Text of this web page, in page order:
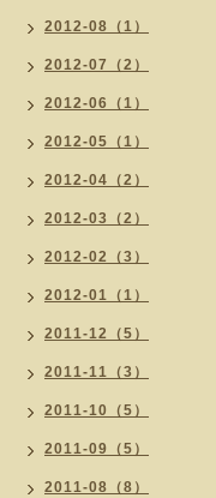
2012-08（1）
2012-07（2）
2012-06（1）
2012-05（1）
2012-04（2）
2012-03（2）
2012-02（3）
2012-01（1）
2011-12（5）
2011-11（3）
2011-10（5）
2011-09（5）
2011-08（8）